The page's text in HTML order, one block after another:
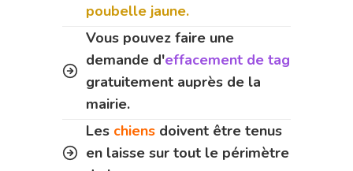
poubelle jaune.
Vous pouvez faire une
demande d'effacement de tag
gratuitement auprès de la
mairie.
Les chiens doivent être tenus
en laisse sur tout le périmètre